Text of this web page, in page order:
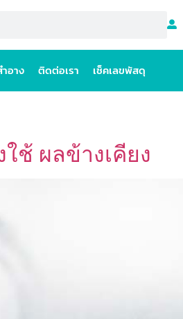
ำอาง ติดต่อเรา เช็คเลขพัสดุ
ช้ ผลข้างเคียง